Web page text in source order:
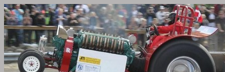
Team Centurie
Tractorpulling, Tractortræk